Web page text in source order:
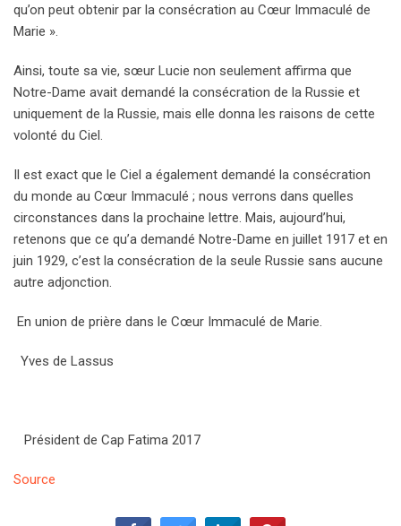
qu’on peut obtenir par la consécration au Cœur Immaculé de
Marie ».
Ainsi, toute sa vie, sœur Lucie non seulement affirma que
Notre-Dame avait demandé la consécration de la Russie et
uniquement de la Russie, mais elle donna les raisons de cette
volonté du Ciel.
Il est exact que le Ciel a également demandé la consécration
du monde au Cœur Immaculé ; nous verrons dans quelles
circonstances dans la prochaine lettre. Mais, aujourd’hui,
retenons que ce qu’a demandé Notre-Dame en juillet 1917 et en
juin 1929, c’est la consécration de la seule Russie sans aucune
autre adjonction.
En union de prière dans le Cœur Immaculé de Marie.
Yves de Lassus
Président de Cap Fatima 2017
Source